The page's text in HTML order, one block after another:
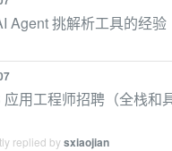
Agent 挑解析工具的经验
应用工程师招聘（全栈和
replied bysxiaojian